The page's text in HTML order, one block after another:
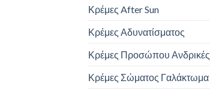
Κρέμες After Sun
Κρέμες Αδυνατίσματος
Κρέμες Προσώπου Ανδρικές
Κρέμες Σώματος Γαλάκτωμα